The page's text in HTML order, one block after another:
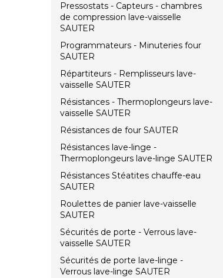
Pressostats - Capteurs - chambres
de compression lave-vaisselle
SAUTER
Programmateurs - Minuteries four
SAUTER
Répartiteurs - Remplisseurs lave-
vaisselle SAUTER
Résistances - Thermoplongeurs lave-
vaisselle SAUTER
Résistances de four SAUTER
Résistances lave-linge -
Thermoplongeurs lave-linge SAUTER
Résistances Stéatites chauffe-eau
SAUTER
Roulettes de panier lave-vaisselle
SAUTER
Sécurités de porte - Verrous lave-
vaisselle SAUTER
Sécurités de porte lave-linge -
Verrous lave-linge SAUTER